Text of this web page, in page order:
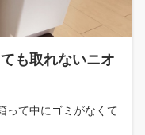
も取れないニオ
って中にゴミがなくて